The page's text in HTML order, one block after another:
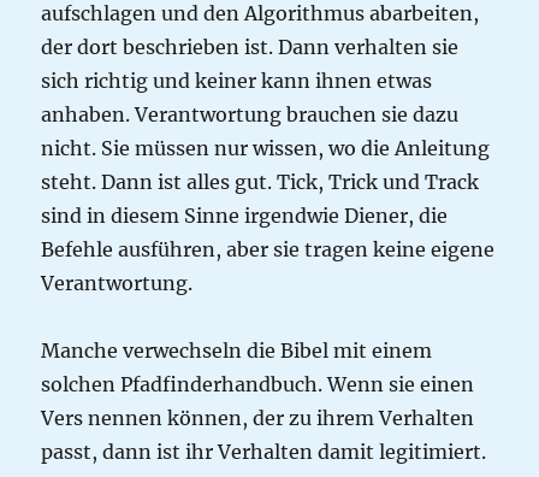
aufschlagen und den Algorithmus abarbeiten,
der dort beschrieben ist. Dann verhalten sie
sich richtig und keiner kann ihnen etwas
anhaben. Verantwortung brauchen sie dazu
nicht. Sie müssen nur wissen, wo die Anleitung
steht. Dann ist alles gut. Tick, Trick und Track
sind in diesem Sinne irgendwie Diener, die
Befehle ausführen, aber sie tragen keine eigene
Verantwortung.
Manche verwechseln die Bibel mit einem
solchen Pfadfinderhandbuch. Wenn sie einen
Vers nennen können, der zu ihrem Verhalten
passt, dann ist ihr Verhalten damit legitimiert.